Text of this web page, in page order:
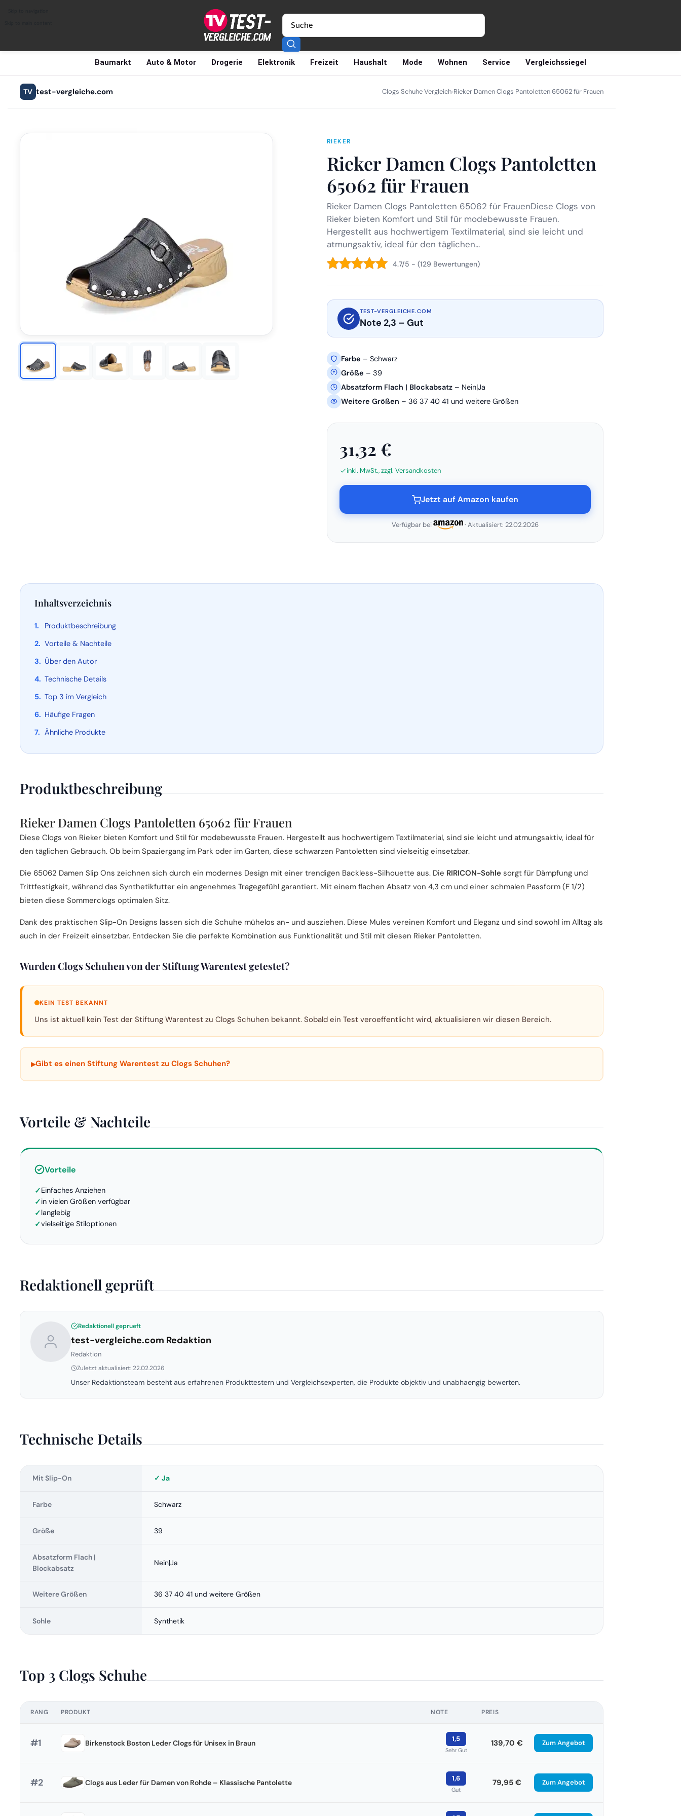
Baumarkt Auto & Motor Drogerie Elektronik Freizeit Haushalt Mode Wohnen Service Vergleichssiegel
TV test-vergleiche.com Clogs Schuhe Vergleich›Rieker Damen Clogs Pantoletten 65062 für Frauen
RIEKER
Rieker Damen Clogs Pantoletten
65062 für Frauen
Rieker Damen Clogs Pantoletten 65062 für FrauenDiese Clogs von
Rieker bieten Komfort und Stil für modebewusste Frauen.
Hergestellt aus hochwertigem Textilmaterial, sind sie leicht und
atmungsaktiv, ideal für den täglichen...
4.7/5 - (129 Bewertungen)
TEST-VERGLEICHE.COM
Note 2,3 – Gut
Farbe – Schwarz
Größe – 39
Absatzform Flach | Blockabsatz – Nein|Ja
Weitere Größen – 36 37 40 41 und weitere Größen
31,32 €
inkl. MwSt., zzgl. Versandkosten
Jetzt auf Amazon kaufen
Verfügbar bei · Aktualisiert: 22.02.2026
Inhaltsverzeichnis
Produktbeschreibung
Vorteile & Nachteile
Über den Autor
Technische Details
Top 3 im Vergleich
Häufige Fragen
Ähnliche Produkte
Produktbeschreibung
Rieker Damen Clogs Pantoletten 65062 für Frauen
Diese Clogs von Rieker bieten Komfort und Stil für modebewusste Frauen. Hergestellt aus hochwertigem Textilmaterial, sind sie leicht und atmungsaktiv, ideal für
den täglichen Gebrauch. Ob beim Spaziergang im Park oder im Garten, diese schwarzen Pantoletten sind vielseitig einsetzbar.
Die 65062 Damen Slip Ons zeichnen sich durch ein modernes Design mit einer trendigen Backless-Silhouette aus. Die RIRICON-Sohle sorgt für Dämpfung und
Trittfestigkeit, während das Synthetikfutter ein angenehmes Tragegefühl garantiert. Mit einem flachen Absatz von 4,3 cm und einer schmalen Passform (E 1/2)
bieten diese Sommerclogs optimalen Sitz.
Dank des praktischen Slip-On Designs lassen sich die Schuhe mühelos an- und ausziehen. Diese Mules vereinen Komfort und Eleganz und sind sowohl im Alltag als
auch in der Freizeit einsetzbar. Entdecken Sie die perfekte Kombination aus Funktionalität und Stil mit diesen Rieker Pantoletten.
Wurden Clogs Schuhen von der Stiftung Warentest getestet?
KEIN TEST BEKANNT
Uns ist aktuell kein Test der Stiftung Warentest zu Clogs Schuhen bekannt. Sobald ein Test veroeffentlicht wird, aktualisieren wir diesen Bereich.
▸Gibt es einen Stiftung Warentest zu Clogs Schuhen?
Vorteile & Nachteile
Vorteile
Einfaches Anziehen
in vielen Größen verfügbar
langlebig
vielseitige Stiloptionen
Redaktionell geprüft
Redaktionell geprueft
test-vergleiche.com Redaktion
Redaktion
Zuletzt aktualisiert: 22.02.2026
Unser Redaktionsteam besteht aus erfahrenen Produkttestern und Vergleichsexperten, die Produkte objektiv und unabhaengig bewerten.
Technische Details
Mit Slip-On ✓ Ja
Farbe Schwarz
Größe 39
Absatzform Flach |
Blockabsatz
Nein|Ja
Weitere Größen 36 37 40 41 und weitere Größen
Sohle Synthetik
Top 3 Clogs Schuhe
RANG PRODUKT NOTE PREIS
#1 Birkenstock Boston Leder Clogs für Unisex in Braun 1,5
Sehr Gut
139,70 € Zum Angebot
#2 Clogs aus Leder für Damen von Rohde – Klassische Pantolette 1,6
Gut
79,95 € Zum Angebot